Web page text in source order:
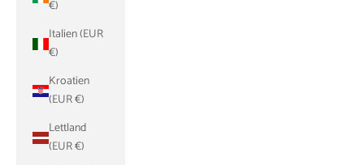
€)
Italien (EUR
€)
Kroatien
(EUR €)
Lettland
(EUR €)